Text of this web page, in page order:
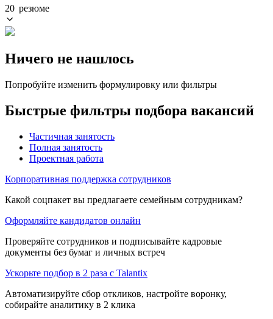
20 резюме
Ничего не нашлось
Попробуйте изменить формулировку или фильтры
Быстрые фильтры подбора вакансий
Частичная занятость
Полная занятость
Проектная работа
Корпоративная поддержка сотрудников
Какой соцпакет вы предлагаете семейным сотрудникам?
Оформляйте кандидатов онлайн
Проверяйте сотрудников и подписывайте кадровые
документы без бумаг и личных встреч
Ускорьте подбор в 2 раза с Talantix
Автоматизируйте сбор откликов, настройте воронку,
собирайте аналитику в 2 клика